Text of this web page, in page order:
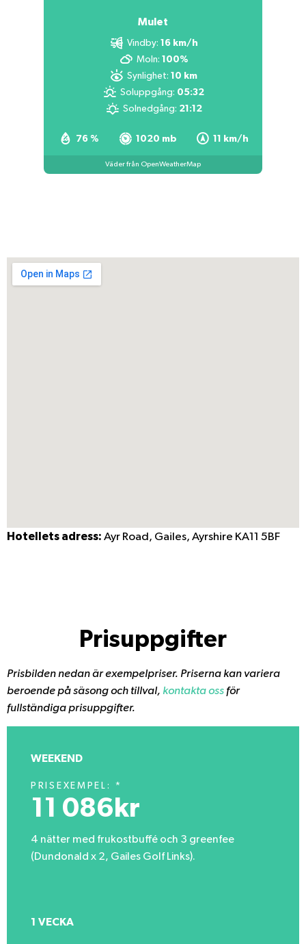
Mulet
76 % 1020 mb 11 km/h
Vindby: 16 km/h
Moln: 100%
Synlighet: 10 km
Soluppgång: 05:32
Solnedgång: 21:12
Väder från OpenWeatherMap
Hotellets adress: Ayr Road, Gailes, Ayrshire KA11 5BF
Prisuppgifter
Prisbilden nedan är exempelpriser. Priserna kan variera
beroende på säsong och tillval, kontakta oss för
fullständiga prisuppgifter.
WEEKEND
PRISEXEMPEL: *
11 086kr
4 nätter med frukostbuffé och 3 greenfee
(Dundonald x 2, Gailes Golf Links).
1 VECKA